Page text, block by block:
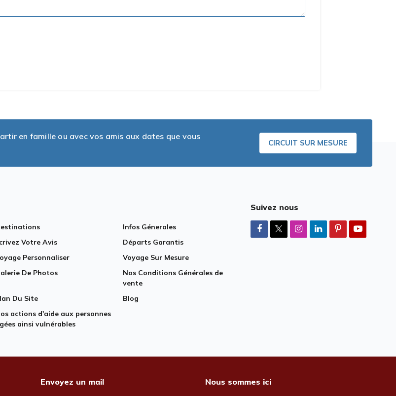
en famille ou avec vos amis aux dates que vous
CIRCUIT SUR MESURE
Infos Génerales
Votre Avis
Départs Garantis
Personnaliser
Voyage Sur Mesure
De Photos
Nos Conditions Générales de
vente
Du Site
Blog
actions d'aide aux personnes
ainsi vulnérables
Suivez nous
Envoyez un mail Nous sommes ici